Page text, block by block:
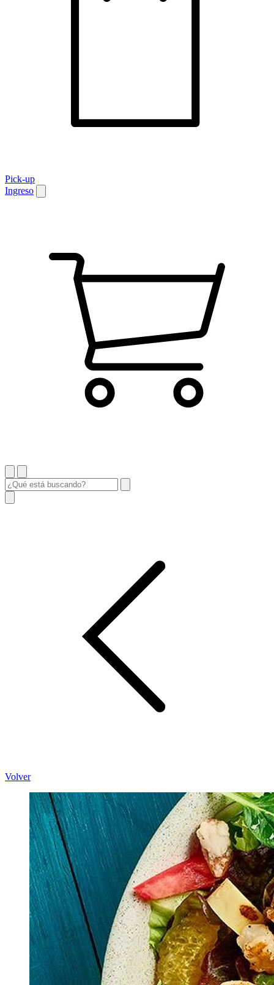
Pick-up
Ingreso
Volver